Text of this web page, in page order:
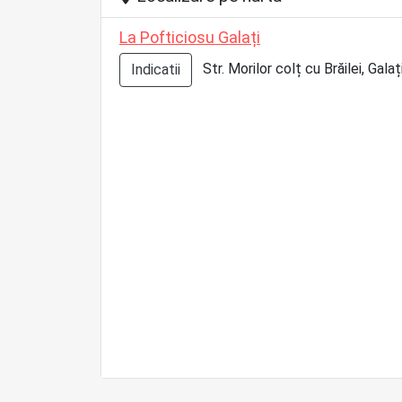
La Pofticiosu Galați
Indicatii Str. Morilor colț cu Brăilei,